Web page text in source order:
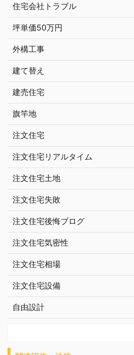
住宅会社トラブル
坪単価50万円
外構工事
建て替え
建売住宅
旗竿地
注文住宅
注文住宅リアルタイム
注文住宅土地
注文住宅失敗
注文住宅後悔ブログ
注文住宅気密性
注文住宅相場
注文住宅設備
自由設計